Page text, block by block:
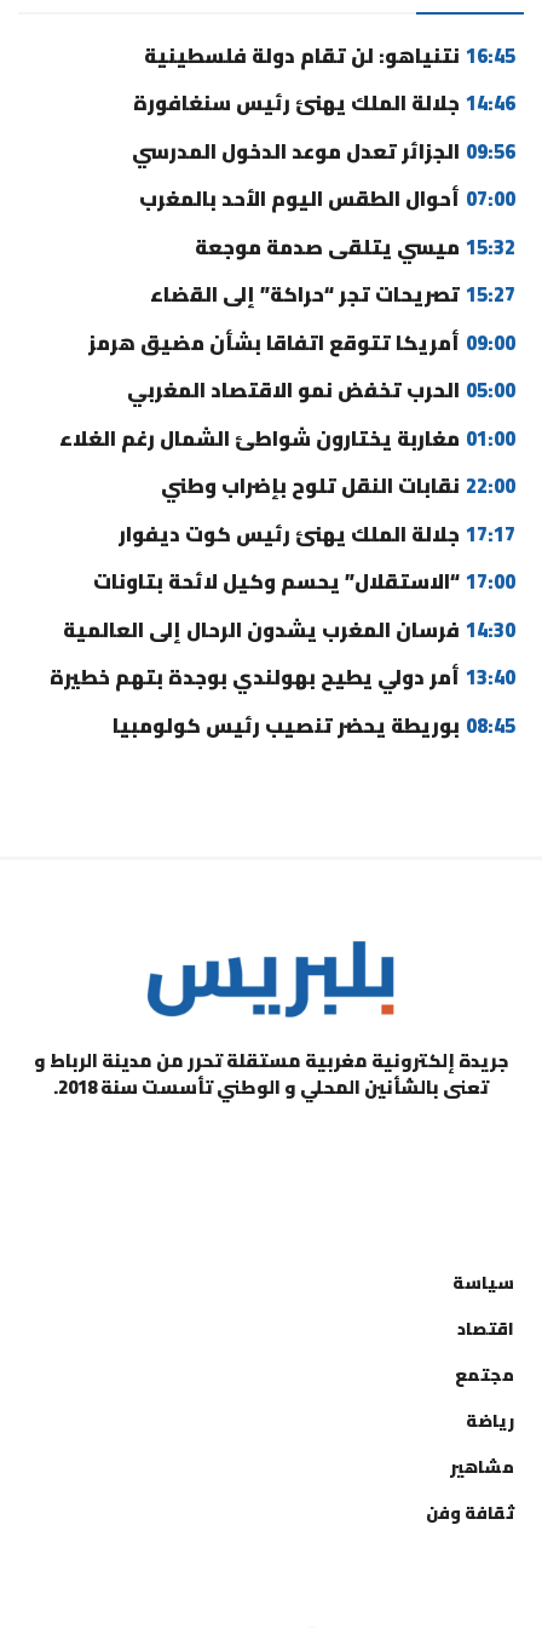
16:45 نتنياهو: لن تقام دولة فلسطينية
14:46 جلالة الملك يهنئ رئيس سنغافورة
09:56 الجزائر تعدل موعد الدخول المدرسي
07:00 أحوال الطقس اليوم الأحد بالمغرب
15:32 ميسي يتلقى صدمة موجعة
15:27تصريحات تجر “حراكة” إلى القضاء
09:00 أمريكا تتوقع اتفاقا بشأن مضيق هرمز
05:00 الحرب تخفض نمو الاقتصاد المغربي
01:00 مغاربة يختارون شواطئ الشمال رغم الغلاء
22:00 نقابات النقل تلوح بإضراب وطني
17:17 جلالة الملك يهنئ رئيس كوت ديفوار
17:00“الاستقلال” يحسم وكيل لائحة بتاونات
14:30 فرسان المغرب يشدون الرحال إلى العالمية
13:40 أمر دولي يطيح بهولندي بوجدة بتهم خطيرة
08:45 بوريطة يحضر تنصيب رئيس كولومبيا
جريدة إلكترونية مغربية مستقلة تحرر من مدينة الرباط و
تعنى بالشأنين المحلي و الوطني تأسست سنة 2018.
سياسة
اقتصاد
مجتمع
رياضة
مشاهير
ثقافة وفن